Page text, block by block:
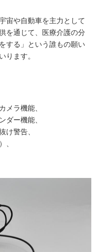
宙や自動車を主力として
を通じて、医療介護の分
する」という誰もの願い
ります。
メラ機能、
ダー機能、
け警告、
、